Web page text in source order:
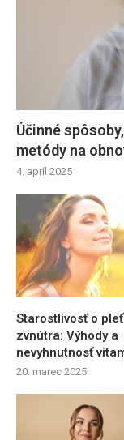
Účinné
metódy na
4. apríl 2025
Starostlivosť o pleť
zvnútra: Výhody a
nevyhnutnosť
20. marec 2025